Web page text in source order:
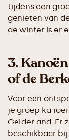
tijdens een
genieten van
de winter is er
3.
of de
Voor een
je groep
Gelderland. Er
beschikbaar bij